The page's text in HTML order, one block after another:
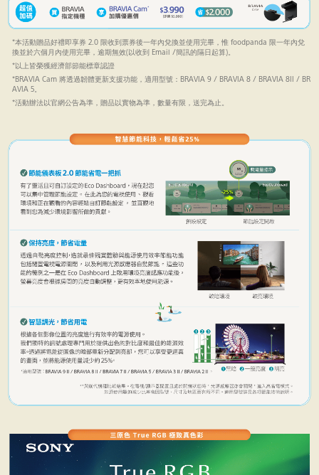
*本活動贈品好禮即享券 2.0 限收到票券後一年內兌換並使用完畢，惟 foodpanda 限一年內兌
換並於六個月內使用完畢，逾期無效(以收到 Email /簡訊的隔日起算)。
*以上皆榮獲經濟部節能標章認證
*BRAVIA Cam 將透過韌體更新支援功能，適用型號：BRAVIA 9 / BRAVIA 8 / BRAVIA 8II / BR
AVIA 5。
*活動辦法以官網公告為準，贈品以實物為準，數量有限，送完為止。